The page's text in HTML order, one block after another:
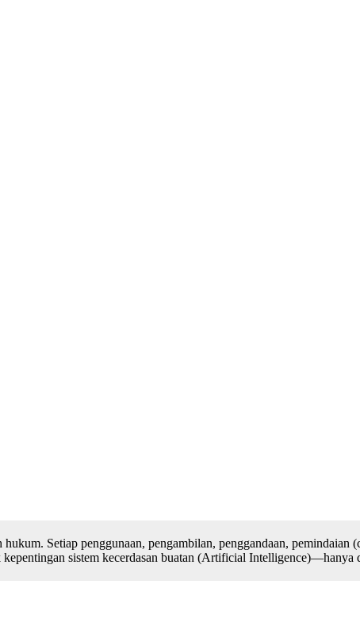
Setiap penggunaan, pengambilan, penggandaan, pemindaian
sistem kecerdasan buatan (Artificial